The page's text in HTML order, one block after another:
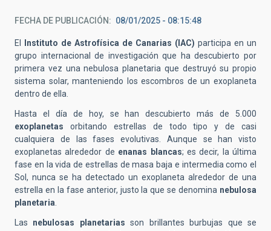
FECHA DE PUBLICACIÓN 08/01/2025 - 08:15:48
El Instituto de Astrofísica de Canarias (IAC) participa en un
grupo internacional de investigación que ha descubierto por
primera vez una nebulosa planetaria que destruyó su propio
sistema solar, manteniendo los escombros de un exoplaneta
dentro de ella.
Hasta el día de hoy, se han descubierto más de 5.000
exoplanetas orbitando estrellas de todo tipo y de casi
cualquiera de las fases evolutivas. Aunque se han visto
exoplanetas alrededor de enanas blancas; es decir, la última
fase en la vida de estrellas de masa baja e intermedia como el
Sol, nunca se ha detectado un exoplaneta alrededor de una
estrella en la fase anterior, justo la que se denomina nebulosa
planetaria.
Las nebulosas planetarias son brillantes burbujas que se